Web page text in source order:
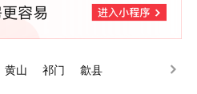
黄山 祁门 歙县